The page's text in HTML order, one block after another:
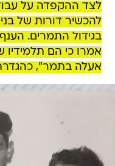
לצד ההקפדה על
להכשיר דורות של
בגידול התמרים.
אמרו כי הם
אעלה בתמר",